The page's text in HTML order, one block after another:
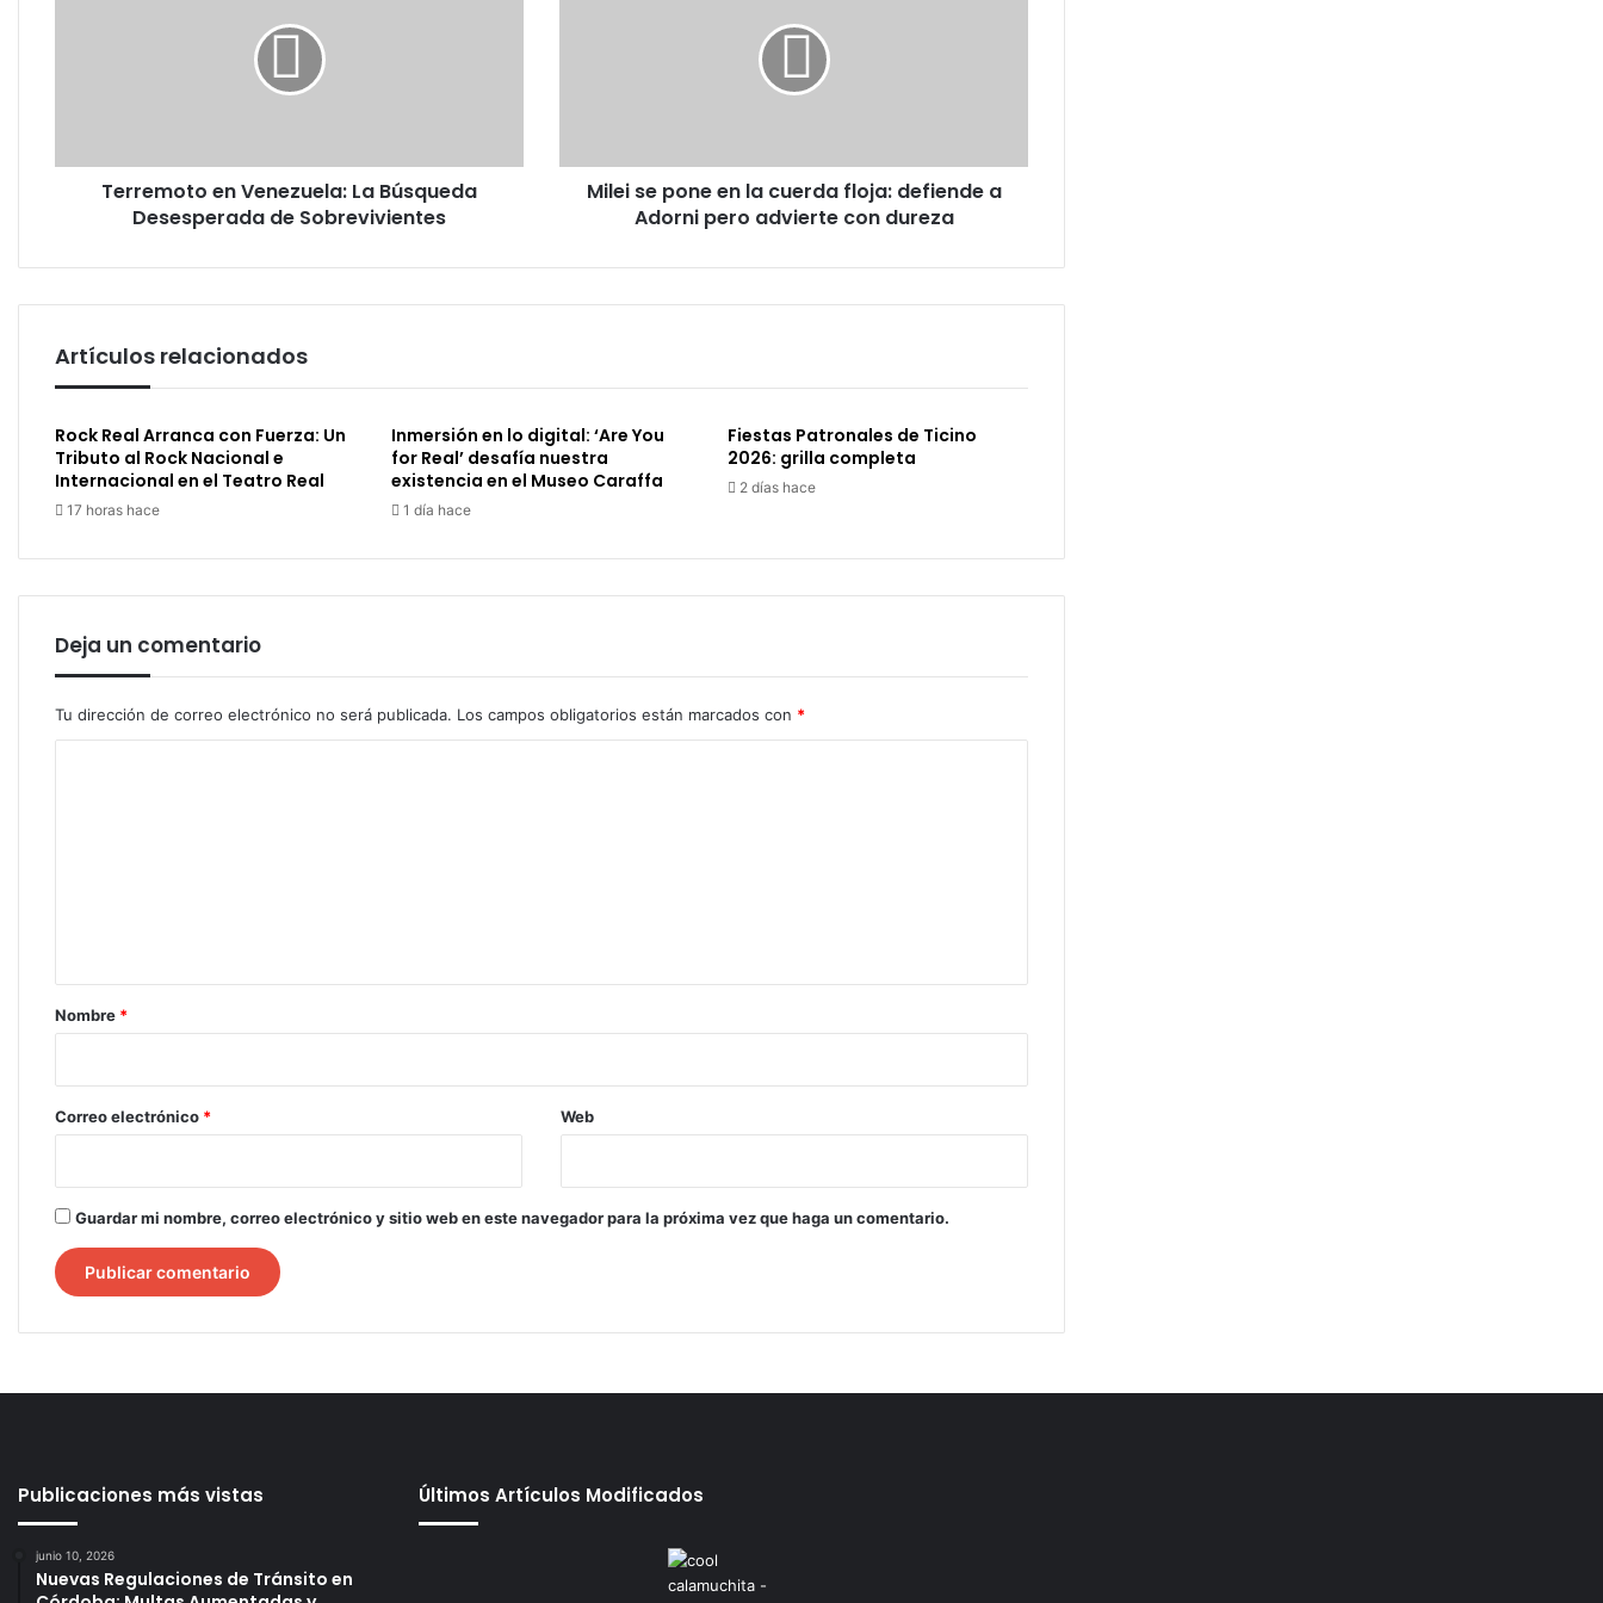
Terremoto en Venezuela: La Búsqueda
Desesperada de Sobrevivientes
a
Adorni
con
Milei se pone en la cuerda floja: defiende a
Adorni pero advierte con dureza
Artículos relacionados
Rock Real Arranca con Fuerza: Un
Tributo al Rock Nacional e
Internacional en el Teatro Real
17 horas hace
Inmersión en lo digital: ‘Are You
for Real’ desafía nuestra
existencia en el Museo Caraffa
1 día hace
Fiestas Patronales de Ticino
2026: grilla completa
2 días hace
Deja un comentario
Tu dirección de correo electrónico no será publicada. Los campos obligatorios están marcados con *
r
*
Nombre *
Correo electrónico * Web
Guardar mi nombre, correo electrónico y sitio web en este navegador para la próxima vez que haga un comentario.
Publicaciones más vistas
junio 10, 2026
Nuevas Regulaciones de Tránsito en
Últimos Artículos Modificados